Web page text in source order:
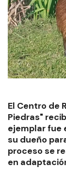
El Centro de
Piedras"
ejemplar fue
su dueño
proceso se
en